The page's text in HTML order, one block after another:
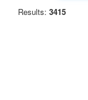
Results: 3415